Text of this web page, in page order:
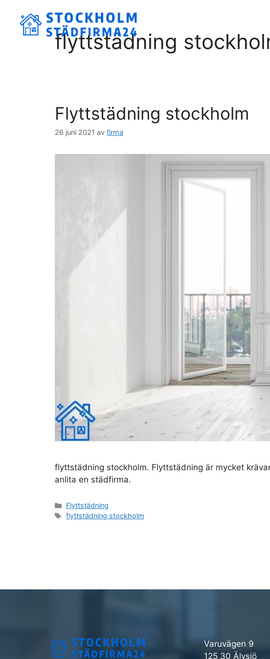
innehåll
flyttstädning
Flyttstädning stockholm
26 juni 2021 av firma
flyttstädning stockholm. Flyttstädning är mycket
anlita en städfirma.
Kategorier
Flyttstädning
Etiketter
flyttstädning stockholm
Varuvägen 9
125 30 Älvsjö